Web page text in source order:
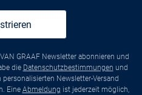
GRAAF Newsletter abonnieren und
die Datenschutzbestimmungen und
Newsletter-Versand
Eine Abmeldung ist jederzeit möglich,